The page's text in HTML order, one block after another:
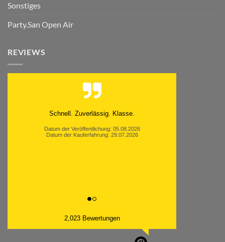
Sonstiges
Party.San Open Air
REVIEWS
Moinsen, hat alles super geklappt. Danke ans
Datum der Veröffentlichung: 05.08.2026
2,023 Bewertungen